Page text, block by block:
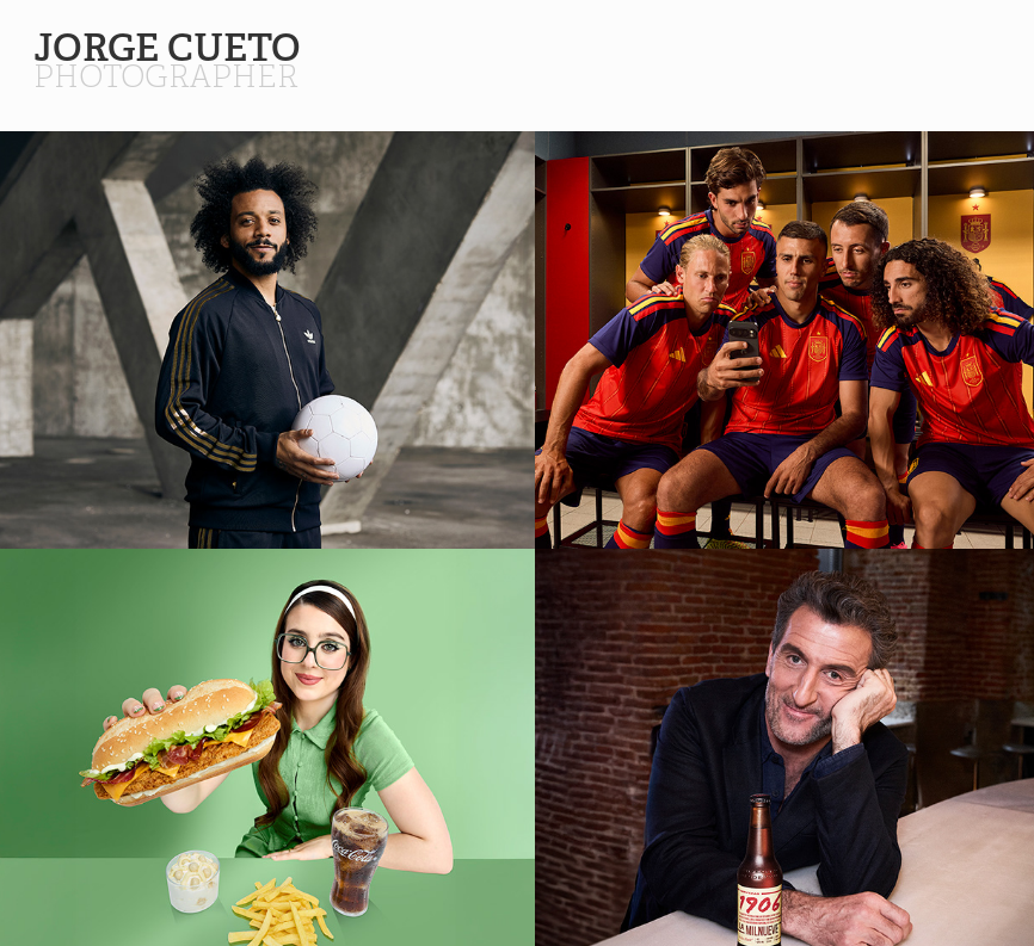
JORGE CUETO
PHOTOGRAPHER
Marcelo
Google
Gemini
Luis
Zahera
para
1906